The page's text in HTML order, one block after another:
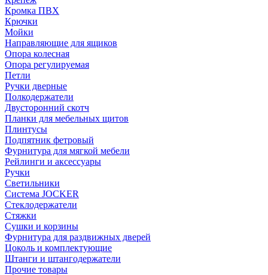
Кромка ПВХ
Крючки
Мойки
Направляющие для ящиков
Опора колесная
Опора регулируемая
Петли
Ручки дверные
Полкодержатели
Двусторонний скотч
Планки для мебельных щитов
Плинтусы
Подпятник фетровый
Фурнитура для мягкой мебели
Рейлинги и аксессуары
Ручки
Светильники
Система JOCKER
Стеклодержатели
Стяжки
Сушки и корзины
Фурнитура для раздвижных дверей
Цоколь и комплектующие
Штанги и штангодержатели
Прочие товары